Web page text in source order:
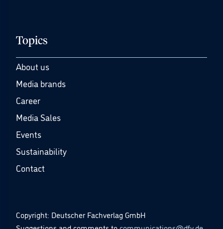
Topics
About us
Media brands
Career
Media Sales
Events
Sustainability
Contact
Copyright: Deutscher Fachverlag GmbH